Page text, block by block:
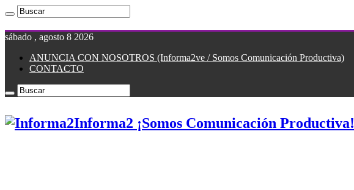
sábado , agosto 8 2026
ANUNCIA CON NOSOTROS (Informa2ve / Somos Comunicación Productiva)
CONTACTO
Informa2 ¡Somos Comunicación Productiva!